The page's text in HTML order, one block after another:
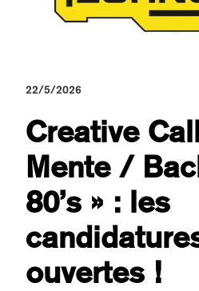
22/5/2026
Creative
Mente /
80’s » : les
ouvertes !